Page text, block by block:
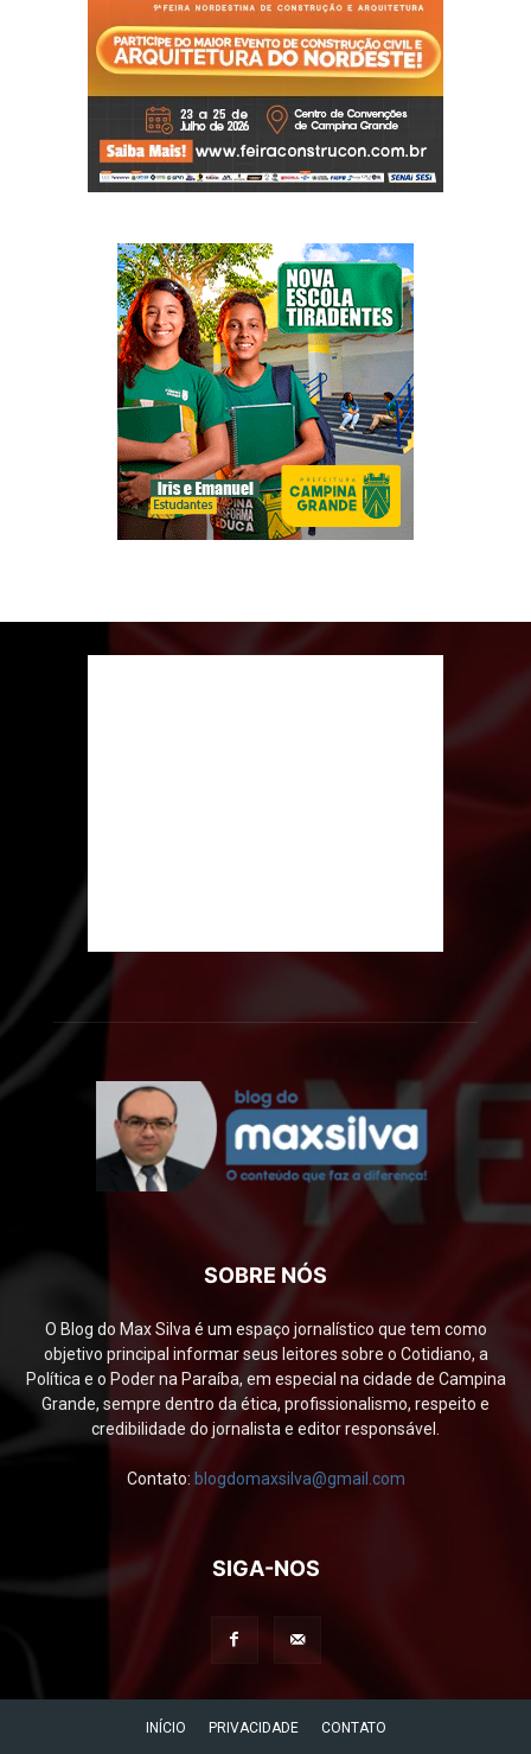
SOBRE NÓS
O Blog do Max Silva é um espaço jornalístico que tem como
objetivo principal informar seus leitores sobre o Cotidiano, a
Política e o Poder na Paraíba, em especial na cidade de Campina
Grande, sempre dentro da ética, profissionalismo, respeito e
credibilidade do jornalista e editor responsável.
Contato: blogdomaxsilva@gmail.com
SIGA-NOS
INÍCIO PRIVACIDADE CONTATO